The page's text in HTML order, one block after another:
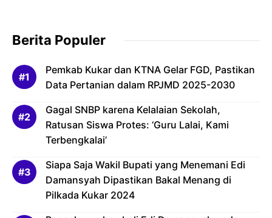
Berita Populer
Pemkab Kukar dan KTNA Gelar FGD, Pastikan
Data Pertanian dalam RPJMD 2025-2030
Gagal SNBP karena Kelalaian Sekolah,
Ratusan Siswa Protes: ‘Guru Lalai, Kami
Terbengkalai’
Siapa Saja Wakil Bupati yang Menemani Edi
Damansyah Dipastikan Bakal Menang di
Pilkada Kukar 2024